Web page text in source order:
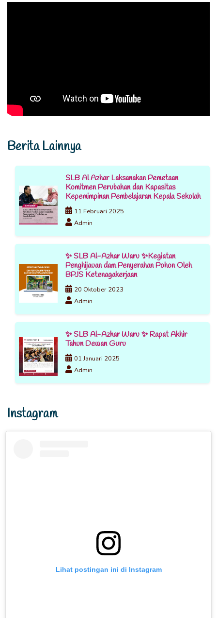
Berita Lainnya
SLB Al Azhar Laksanakan Pemetaan
Komitmen Perubahan dan Kapasitas
Kepemimpinan Pembelajaran Kepala Sekolah
11 Februari 2025
Admin
✨ SLB Al-Azhar Waru ✨Kegiatan
Penghijauan dam Penyerahan Pohon Oleh
BPJS Ketenagakerjaan
20 Oktober 2023
Admin
✨ SLB Al-Azhar Waru ✨ Rapat Akhir
Tahun Dewan Guru
01 Januari 2025
Admin
Instagram
Lihat postingan ini di Instagram